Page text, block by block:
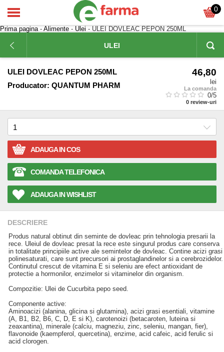
0
Prima pagina- Alimente - Ulei - ULEI DOVLEAC PEPON 250ML
ULEI
ULEI DOVLEAC PEPON 250ML
Producator: QUANTUM PHARM
46,80
lei
La comanda
0/5
0 review-uri
ADAUGA IN COS
COMANDA TELEFONICA
ADAUGA IN WISHLIST
DESCRIERE
Produs natural obtinut din seminte de dovleac prin tehnologia presarii la
rece. Uleiul de dovleac presat la rece este singurul produs care conserva
in totalitate principiile active ale semintelor de dovleac. Contine acizi grasi
polinesaturati, care sunt precursori ai prostaglandinelor si a cerebrozidelor.
Continutul crescut de vitamina E si seleniu are efect antioxidant de
protectie a hormonilor, enzimelor si vitaminelor din organism.
Compozitie: Ulei de Cucurbita pepo seed.
Componente active:
Aminoacizi (alanina, glicina si glutamina), acizi grasi esentiali, vitamine
(A, B1, B2, B6, C, D, E si K), carotenoizi (betacaroten, luteina si
zeaxantina), minerale (calciu, magneziu, zinc, seleniu, mangan, fier),
flavonoide (kaempferol, quercetina), enzime, acid cafeic, acid ferulic si
acid clorogen.